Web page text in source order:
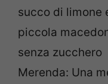
succo di limone
piccola
senza zucchero
Merenda: Una